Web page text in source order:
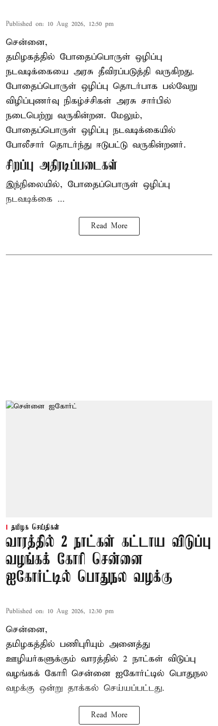
Published on: 10 Aug 2026, 12:50 pm
சென்னை,
தமிழகத்தில் போதைப்பொருள் ஒழிப்பு
நடவடிக்கையை அரசு தீவிரப்படுத்தி வருகிறது.
போதைப்பொருள் ஒழிப்பு தொடர்பாக பல்வேறு
விழிப்புணர்வு நிகழ்ச்சிகள் அரசு சார்பில்
நடைபெற்று வருகின்றன. மேலும்,
போதைப்பொருள் ஒழிப்பு நடவடிக்கையில்
போலீசார் தொடர்ந்து ஈடுபட்டு வருகின்றனர்.
சிறப்பு அதிரடிப்படைகள்
இந்நிலையில், போதைப்பொருள் ஒழிப்பு
நடவடிக்கை ...
Read More
தமிழக செய்திகள்
வாரத்தில் 2 நாட்கள் கட்டாய விடுப்பு
வழங்கக் கோரி சென்னை
ஐகோர்ட்டில் பொதுநல வழக்கு
Published on: 10 Aug 2026, 12:30 pm
சென்னை,
தமிழகத்தில் பணிபுரியும் அனைத்து
ஊழியர்களுக்கும் வாரத்தில் 2 நாட்கள் விடுப்பு
வழங்கக் கோரி சென்னை ஐகோர்ட்டில் பொதுநல
வழக்கு ஒன்று தாக்கல் செய்யப்பட்டது.
Read More